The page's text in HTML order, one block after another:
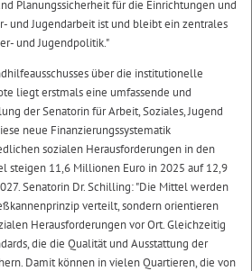
Planungssicherheit für die Einrichtungen und
und Jugendarbeit ist und bleibt ein zentrales
und Jugendpolitik."
über die institutionelle
liegt erstmals eine umfassende und
der Senatorin für Arbeit, Soziales, Jugend
neue Finanzierungssystematik
sozialen Herausforderungen in den
steigen 11,6 Millionen Euro in 2025 auf 12,9
Senatorin Dr. Schilling: "Die Mittel werden
verteilt, sondern orientieren
Herausforderungen vor Ort. Gleichzeitig
die die Qualität und Ausstattung der
Damit können in vielen Quartieren, die von